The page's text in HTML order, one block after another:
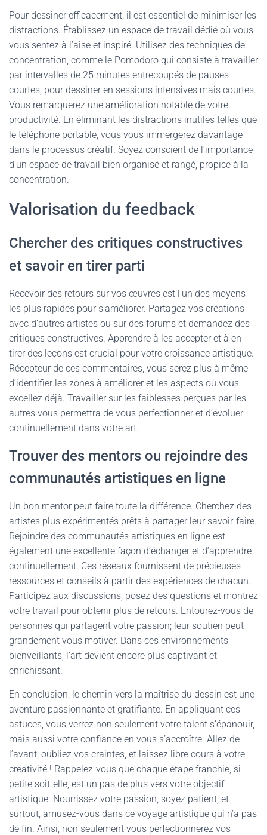
Pour dessiner efficacement, il est essentiel de minimiser les
distractions. Établissez un espace de travail dédié où vous
vous sentez à l’aise et inspiré. Utilisez des techniques de
concentration, comme le Pomodoro qui consiste à travailler
par intervalles de 25 minutes entrecoupés de pauses
courtes, pour dessiner en sessions intensives mais courtes.
Vous remarquerez une amélioration notable de votre
productivité. En éliminant les distractions inutiles telles que
le téléphone portable, vous vous immergerez davantage
dans le processus créatif. Soyez conscient de l’importance
d’un espace de travail bien organisé et rangé, propice à la
concentration.
Valorisation du feedback
Chercher des critiques constructives
et savoir en tirer parti
Recevoir des retours sur vos œuvres est l’un des moyens
les plus rapides pour s’améliorer. Partagez vos créations
avec d’autres artistes ou sur des forums et demandez des
critiques constructives. Apprendre à les accepter et à en
tirer des leçons est crucial pour votre croissance artistique.
Récepteur de ces commentaires, vous serez plus à même
d’identifier les zones à améliorer et les aspects où vous
excellez déjà. Travailler sur les faiblesses perçues par les
autres vous permettra de vous perfectionner et d’évoluer
continuellement dans votre art.
Trouver des mentors ou rejoindre des
communautés artistiques en ligne
Un bon mentor peut faire toute la différence. Cherchez des
artistes plus expérimentés prêts à partager leur savoir-faire.
Rejoindre des communautés artistiques en ligne est
également une excellente façon d’échanger et d’apprendre
continuellement. Ces réseaux fournissent de précieuses
ressources et conseils à partir des expériences de chacun.
Participez aux discussions, posez des questions et montrez
votre travail pour obtenir plus de retours. Entourez-vous de
personnes qui partagent votre passion; leur soutien peut
grandement vous motiver. Dans ces environnements
bienveillants, l’art devient encore plus captivant et
enrichissant.
En conclusion, le chemin vers la maîtrise du dessin est une
aventure passionnante et gratifiante. En appliquant ces
astuces, vous verrez non seulement votre talent s’épanouir,
mais aussi votre confiance en vous s’accroître. Allez de
l’avant, oubliez vos craintes, et laissez libre cours à votre
créativité ! Rappelez-vous que chaque étape franchie, si
petite soit-elle, est un pas de plus vers votre objectif
artistique. Nourrissez votre passion, soyez patient, et
surtout, amusez-vous dans ce voyage artistique qui n’a pas
de fin. Ainsi, non seulement vous perfectionnerez vos